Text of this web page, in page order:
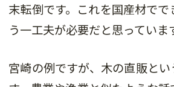
末転倒です。これを国産材で
う一工夫が必要だと思っていま
宮崎の例ですが、木の直販と